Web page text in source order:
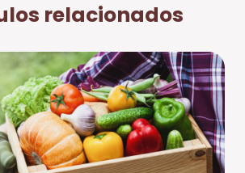
relacionados